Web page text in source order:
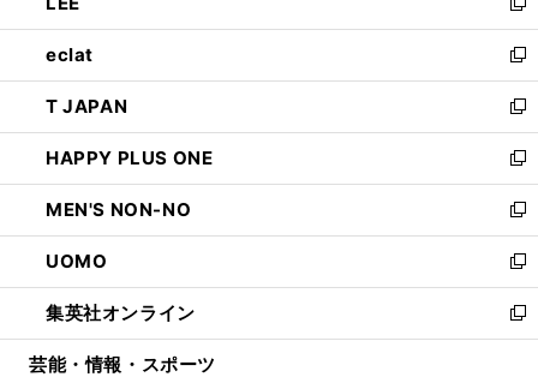
開
く
ド
ウ
で
開
く
ィ
ン
ド
ウ
で
開
く
い
ウ
ィ
ン
ド
ウ
で
開
く
新
し
い
ウ
ィ
ン
ド
ウ
で
開
く
eclat
新
し
い
ウ
ィ
ン
ド
ウ
で
開
く
T JAPAN
新
し
い
ウ
ィ
ン
ド
ウ
で
開
HAPPY PLUS ONE
新
し
い
ウ
ィ
ン
ド
ウ
MEN'S NON-NO
新
し
い
ウ
ィ
ン
UOMO
新
し
い
ウ
集英社オンライン
新
し
芸能・情報・スポーツ